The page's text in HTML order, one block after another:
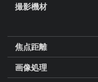
撮影機材
焦点距離
画像処理